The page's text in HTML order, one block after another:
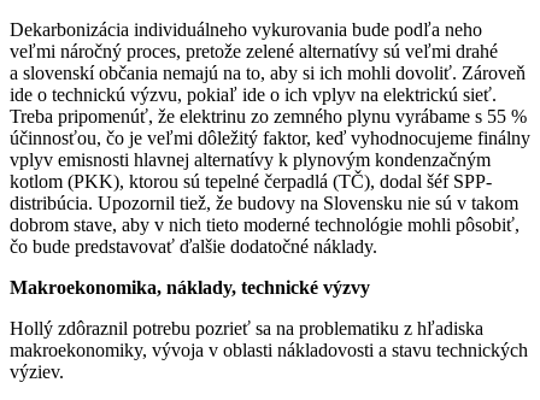
Dekarbonizácia individuálneho vykurovania bude podľa neho
veľmi náročný proces, pretože zelené alternatívy sú veľmi drahé
a slovenskí občania nemajú na to, aby si ich mohli dovoliť. Zároveň
ide o technickú výzvu, pokiaľ ide o ich vplyv na elektrickú sieť.
Treba pripomenúť, že elektrinu zo zemného plynu vyrábame s 55 %
účinnosťou, čo je veľmi dôležitý faktor, keď vyhodnocujeme finálny
vplyv emisnosti hlavnej alternatívy k plynovým kondenzačným
kotlom (PKK), ktorou sú tepelné čerpadlá (TČ), dodal šéf SPP-
distribúcia. Upozornil tiež, že budovy na Slovensku nie sú v takom
dobrom stave, aby v nich tieto moderné technológie mohli pôsobiť,
čo bude predstavovať ďalšie dodatočné náklady.
Makroekonomika, náklady, technické výzvy
Hollý zdôraznil potrebu pozrieť sa na problematiku z hľadiska
makroekonomiky, vývoja v oblasti nákladovosti a stavu technických
výziev.